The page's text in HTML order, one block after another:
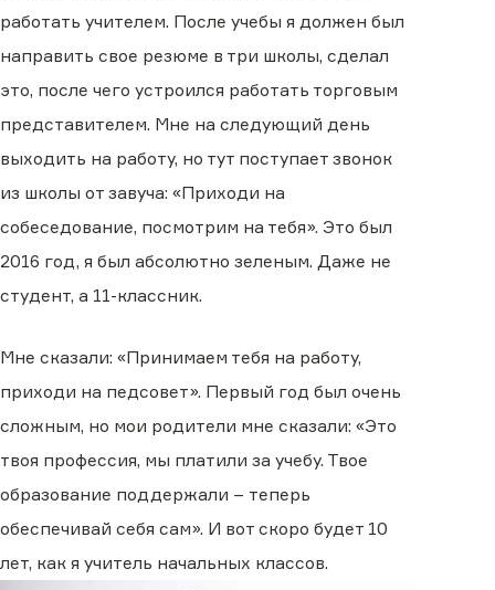
работать учителем. После учебы я должен был
направить свое резюме в три школы, сделал
это, после чего устроился работать торговым
представителем. Мне на следующий день
выходить на работу, но тут поступает звонок
из школы от завуча: «Приходи на
собеседование, посмотрим на тебя». Это был
2016 год, я был абсолютно зеленым. Даже не
студент, а 11-классник.
Мне сказали: «Принимаем тебя на работу,
приходи на педсовет». Первый год был очень
сложным, но мои родители мне сказали: «Это
твоя профессия, мы платили за учебу. Твое
образование поддержали − теперь
обеспечивай себя сам». И вот скоро будет 10
лет, как я учитель начальных классов.